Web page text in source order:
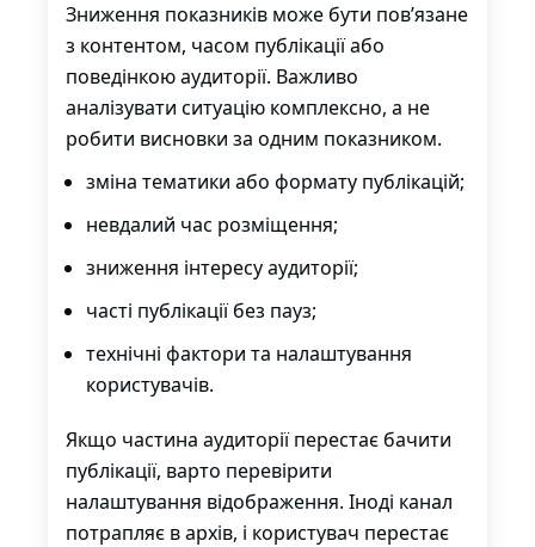
Зниження показників може бути пов’язане
з контентом, часом публікації або
поведінкою аудиторії. Важливо
аналізувати ситуацію комплексно, а не
робити висновки за одним показником.
зміна тематики або формату публікацій;
невдалий час розміщення;
зниження інтересу аудиторії;
часті публікації без пауз;
технічні фактори та налаштування
користувачів.
Якщо частина аудиторії перестає бачити
публікації, варто перевірити
налаштування відображення. Іноді канал
потрапляє в архів, і користувач перестає